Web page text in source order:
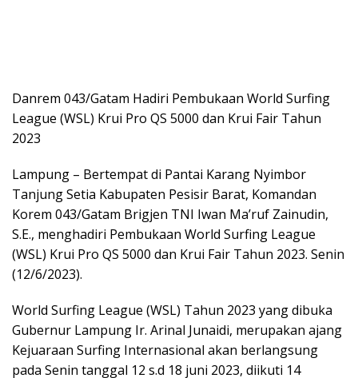
Danrem 043/Gatam Hadiri Pembukaan World Surfing
League (WSL) Krui Pro QS 5000 dan Krui Fair Tahun
2023
Lampung – Bertempat di Pantai Karang Nyimbor
Tanjung Setia Kabupaten Pesisir Barat, Komandan
Korem 043/Gatam Brigjen TNI Iwan Ma’ruf Zainudin,
S.E., menghadiri Pembukaan World Surfing League
(WSL) Krui Pro QS 5000 dan Krui Fair Tahun 2023. Senin
(12/6/2023).
World Surfing League (WSL) Tahun 2023 yang dibuka
Gubernur Lampung Ir. Arinal Junaidi, merupakan ajang
Kejuaraan Surfing Internasional akan berlangsung
pada Senin tanggal 12 s.d 18 juni 2023, diikuti 14